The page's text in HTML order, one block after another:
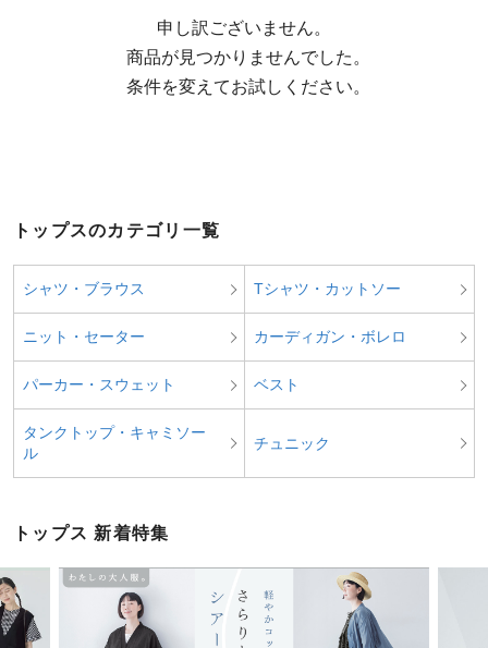
トップス 新着特集
申し訳ございません。
  条件を変えてお試しください。
トップスのカテゴリ一覧
シャツ・ブラウス Tシャツ・カットソー
ニット・セーター カーディガン・ボレロ
パーカー・スウェット ベスト
タンクトップ・キャミソー
ル
チュニック